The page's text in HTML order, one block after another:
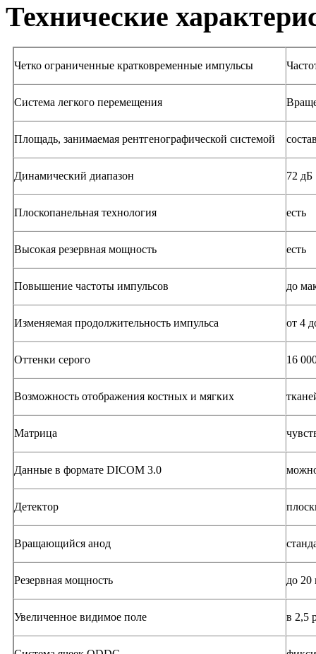
Технические
Четко ограниченные кратковременные импульсы
Система легкого перемещения
Площадь, занимаемая рентгенографической системой
Динамический диапазон 72 дБ
Плоскопанельная технология есть
Высокая резервная мощность есть
Повышение частоты импульсов до
Изменяемая продолжительность импульса от 4
Оттенки серого 16
Возможность отображения костных и мягких
Матрица
Данные в формате DICOM 3.0
Детектор
Вращающийся анод
Резервная мощность до 20
Увеличенное видимое поле в 2,5